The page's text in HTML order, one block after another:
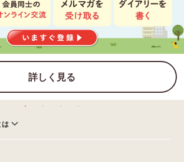
詳しく見る
は